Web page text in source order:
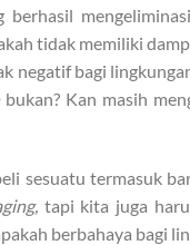
tidak memiliki
negatif bagi
bukan? Kan masih
sesuatu termasuk
tapi kita juga
berbahaya bagi